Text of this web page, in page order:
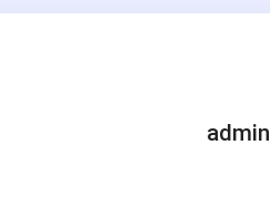
admin